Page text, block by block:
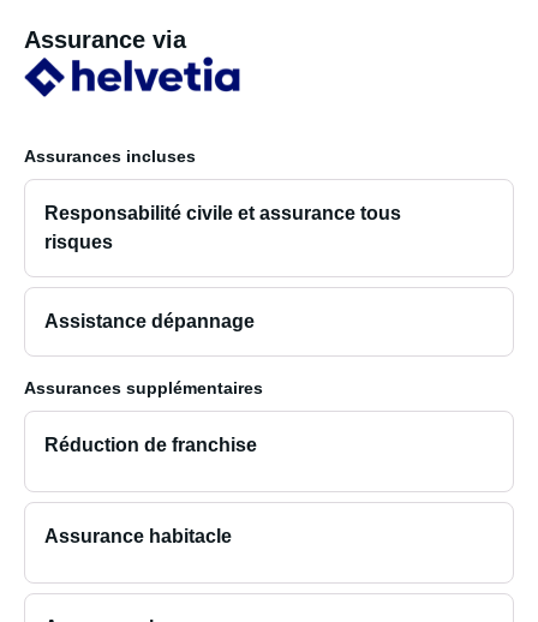
parfaitement. Le lit est très confortable et conçu pour les
personnes de grande taille. Si vous mesurez près de 2 m
comme mon copain, vous pouvez mettre un oreiller au
Si vous êtes en quête d'aventure et que vous souhaitez
découvrir de nombreux endroits, c'est la voiture qu'il vous
faut.
Assurance via
Assurances incluses
Responsabilité civile et assurance tous
risques
Assistance dépannage
Assurances supplémentaires
Réduction de franchise
Assurance habitacle